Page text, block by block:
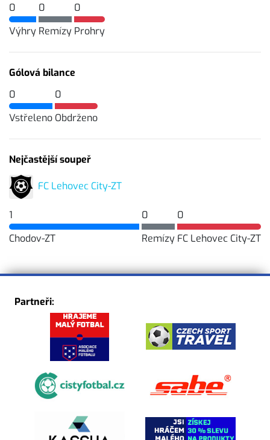
0
Výhry
0
Remízy
0
Prohry
Gólová bilance
0
Vstřeleno
0
Obdrženo
Nejčastější soupeř
FC Lehovec City-ZT
1
Chodov-ZT
0
Remízy
0
FC Lehovec City-ZT
Partneři: